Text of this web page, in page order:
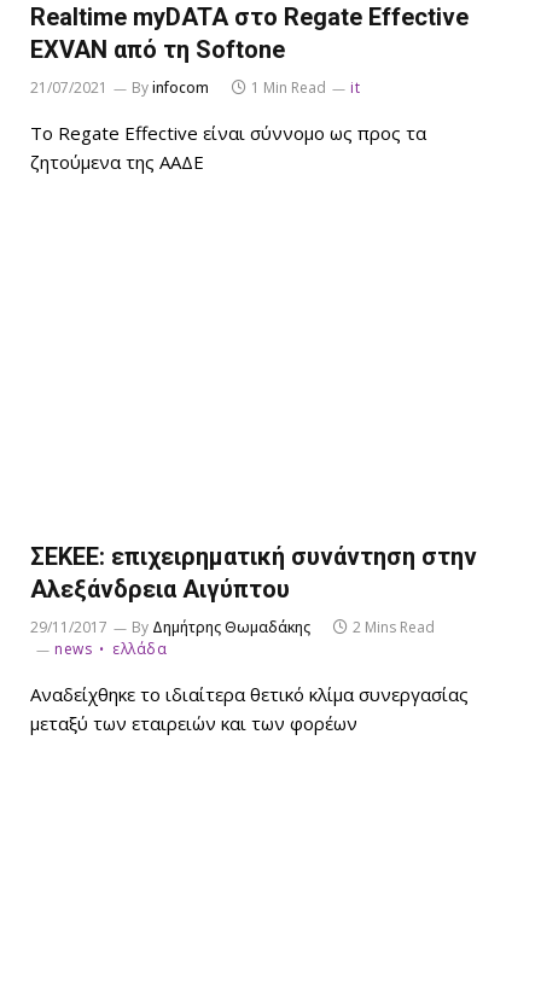
Realtime myDATA στο Regate Effective
EXVAN από τη Softone
21/07/2021 Byinfocom 1 Min Read it
Το Regate Effective είναι σύννομο ως προς τα
ζητούμενα της ΑΑΔΕ
ΣΕΚΕΕ: επιχειρηματική συνάντηση στην
Αλεξάνδρεια Αιγύπτου
29/11/2017 By Δημήτρης Θωμαδάκης
2 Mins Read
news
ελλάδα
Αναδείχθηκε το ιδιαίτερα θετικό κλίμα συνεργασίας
μεταξύ των εταιρειών και των φορέων